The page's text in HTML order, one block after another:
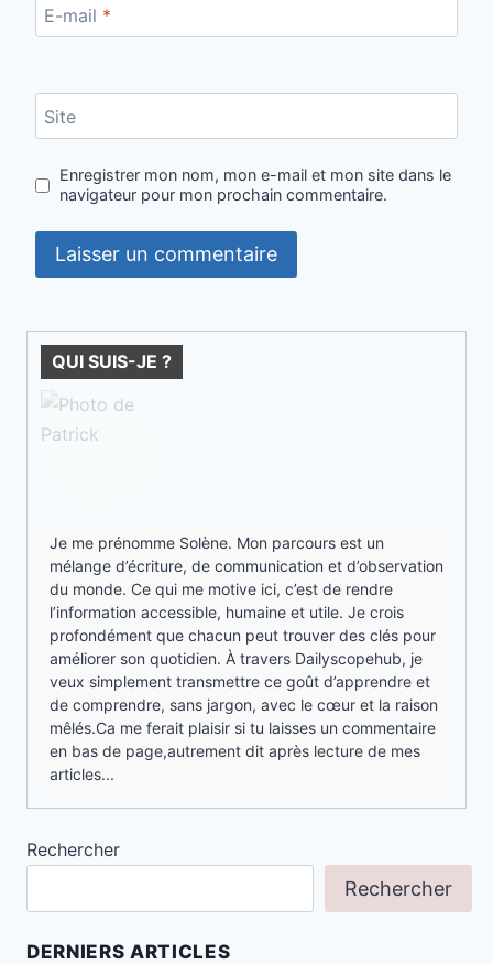
E-mail *
Site
Enregistrer mon nom, mon e-mail et mon site dans le
navigateur pour mon prochain commentaire.
QUI SUIS-JE ?
Je me prénomme Solène. Mon parcours est un
mélange d’écriture, de communication et d’observation
du monde. Ce qui me motive ici, c’est de rendre
l’information accessible, humaine et utile. Je crois
profondément que chacun peut trouver des clés pour
améliorer son quotidien. À travers Dailyscopehub, je
veux simplement transmettre ce goût d’apprendre et
de comprendre, sans jargon, avec le cœur et la raison
mêlés.Ca me ferait plaisir si tu laisses un commentaire
en bas de page,autrement dit après lecture de mes
articles...
Rechercher
Rechercher
DERNIERS ARTICLES